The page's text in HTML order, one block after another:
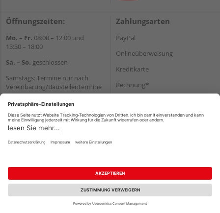
Öffnungszeiten:
Mo. – Fr. 08:00 – 12:00 und
13:30 – 18:00
Sa. – So. geschlossen
Samstags: Termine nur nach
Vereinbarung/Baustellentermine
Wir helfen Ihnen gerne
weiter
Tel.:+49 6062 956180
E-Mail:shop@holzland-seibert.de
Zahlungsarten
PayPal
Onlineüberweisung
Kreditkarte
Rechnung*
Versand
Impressum AGB Widerruf
Datenschutz
Reservierungsbedingungen
Vertrag widerrufen